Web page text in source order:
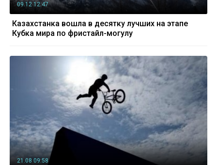
09.12 12:47
Казахстанка вошла в десятку лучших на этапе
Кубка мира по фристайл-могулу
21.08 09:58